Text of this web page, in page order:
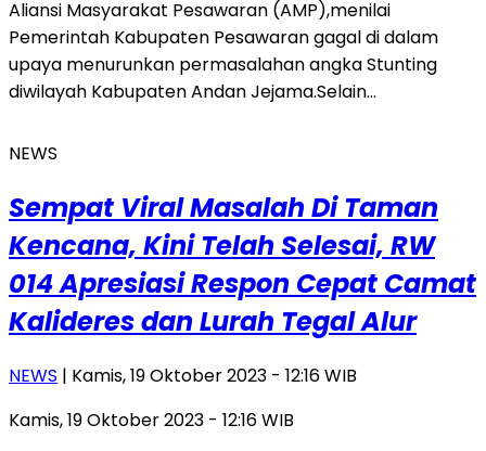
Aliansi Masyarakat Pesawaran (AMP),menilai
Pemerintah Kabupaten Pesawaran gagal di dalam
upaya menurunkan permasalahan angka Stunting
diwilayah Kabupaten Andan Jejama.Selain…
NEWS
Sempat Viral Masalah Di Taman
Kencana, Kini Telah Selesai, RW
014 Apresiasi Respon Cepat Camat
Kalideres dan Lurah Tegal Alur
NEWS | Kamis, 19 Oktober 2023 - 12:16 WIB
Kamis, 19 Oktober 2023 - 12:16 WIB